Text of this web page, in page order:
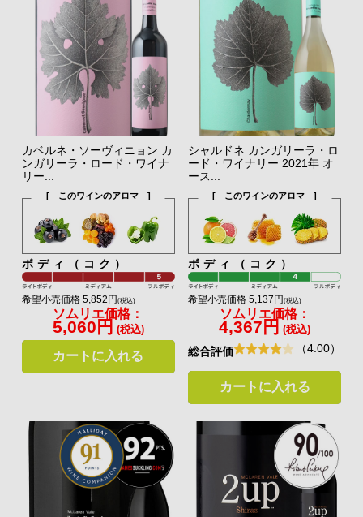
カベルネ・ソーヴィニョン カ
ンガリーラ・ロード・ワイナ
リー...
[ このワインのアロマ ]
ボディ（コク）
希望小売価格 5,852円(税込)
ソムリエ価格：
5,060円 (税込)
カートに入れる
シャルドネ カンガリーラ・ロ
ード・ワイナリー 2021年 オ
ース...
[ このワインのアロマ ]
ボディ（コク）
希望小売価格 5,137円(税込)
ソムリエ価格：
4,367円 (税込)
総合評価 （4.00）
カートに入れる